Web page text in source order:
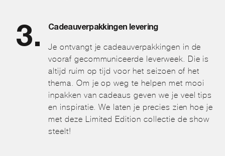
Cadeauverpakkingen levering
Je ontvangt je cadeauverpakkingen in de
vooraf gecommuniceerde leverweek. Die is
altijd ruim op tijd voor het seizoen of het
thema. Om je op weg te helpen met mooi
inpakken van cadeaus geven we je veel tips
en inspiratie. We laten je precies zien hoe je
met deze Limited Edition collectie de show
steelt!